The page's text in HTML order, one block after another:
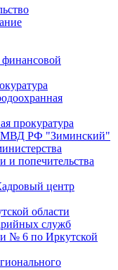
прокуратура
МВД РФ "Зиминский"
и попечительства
центр
области
служб
№ 6 по Иркутской